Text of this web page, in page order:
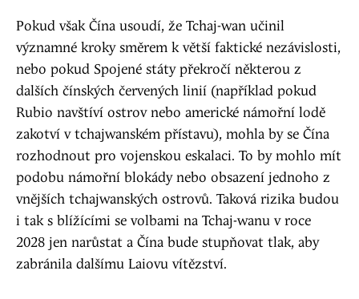
Pokud však Čína usoudí, že Tchaj-wan učinil
významné kroky směrem k větší faktické nezávislosti,
nebo pokud Spojené státy překročí některou z
dalších čínských červených linií (například pokud
Rubio navštíví ostrov nebo americké námořní lodě
zakotví v tchajwanském přístavu), mohla by se Čína
rozhodnout pro vojenskou eskalaci. To by mohlo mít
podobu námořní blokády nebo obsazení jednoho z
vnějších tchajwanských ostrovů. Taková rizika budou
i tak s blížícími se volbami na Tchaj-wanu v roce
2028 jen narůstat a Čína bude stupňovat tlak, aby
zabránila dalšímu Laiovu vítězství.